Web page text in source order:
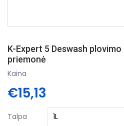
K-Expert 5 Deswash
priemonė
Kaina
€15,13
Talpa